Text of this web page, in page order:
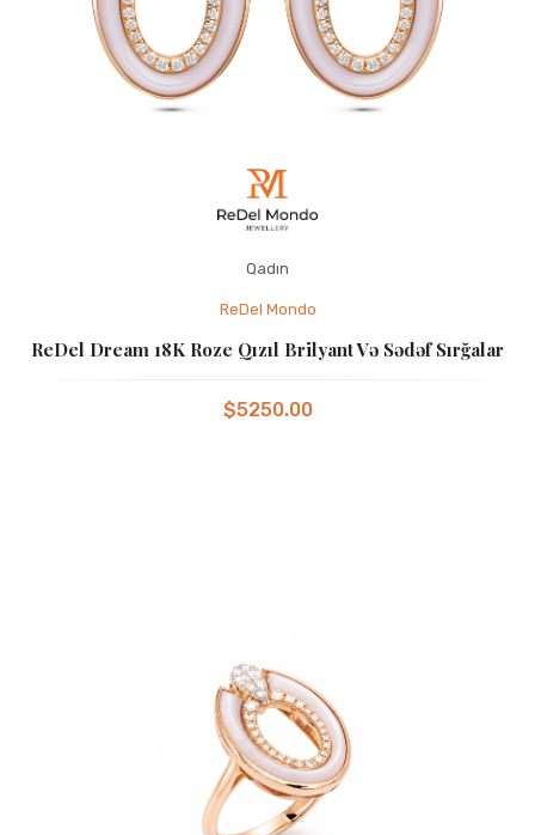
Qadın
ReDel Mondo
ReDel Dream 18K Roze Qızıl Brilyant Və Sədəf Sırğalar
$5250.00